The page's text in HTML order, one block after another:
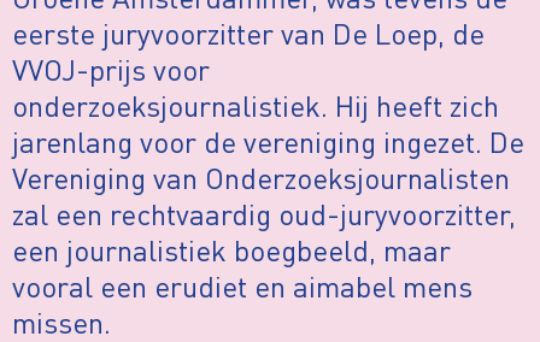
eerste juryvoorzitter van De Loep, de
VVOJ-prijs voor
onderzoeksjournalistiek. Hij heeft zich
jarenlang voor de vereniging ingezet. De
Vereniging van Onderzoeksjournalisten
zal een rechtvaardig oud-juryvoorzitter,
een journalistiek boegbeeld, maar
vooral een erudiet en aimabel mens
missen.